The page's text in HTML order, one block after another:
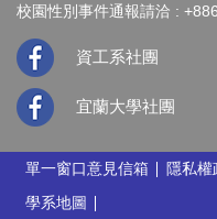
校園性別事件通報請洽 :
資工系社團
宜蘭大學社團
單一窗口意見信箱 隱私權
學系地圖